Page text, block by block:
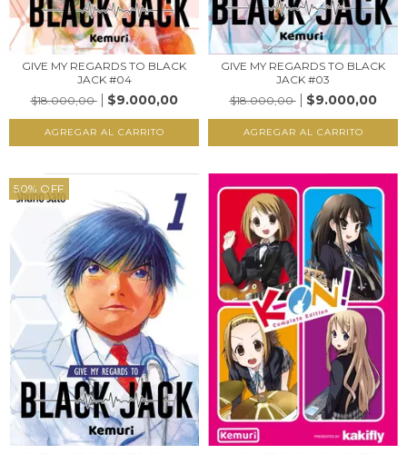
GIVE MY REGARDS TO BLACK
JACK #04
$18.000,00
$9.000,00
GIVE MY REGARDS TO BLACK
JACK #03
$18.000,00
$9.000,00
50% OFF